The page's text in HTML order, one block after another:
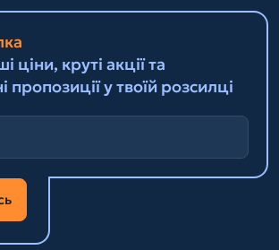
ціни, круті акції та
пропозиції у твоїй розсилці